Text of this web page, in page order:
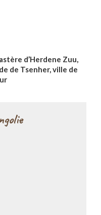
d’Herdene Zuu,
de Tsenher, ville de